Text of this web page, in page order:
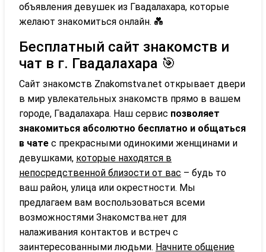
объявления девушек из Гвадалахара, которые
желают знакомиться онлайн. 💑
Бесплатный сайт знакомств и
чат в г. Гвадалахара 🎯
Сайт знакомств Znakomstva.net открывает двери
в мир увлекательных знакомств прямо в вашем
городе, Гвадалахара. Наш сервис позволяет
знакомиться абсолютно бесплатно и общаться
в чате с прекрасными одинокими женщинами и
девушками, которые находятся в
непосредственной близости от вас – будь то
ваш район, улица или окрестности. Мы
предлагаем вам воспользоваться всеми
возможностями Знакомства.нет для
налаживания контактов и встреч с
заинтересованными людьми. Начните общение